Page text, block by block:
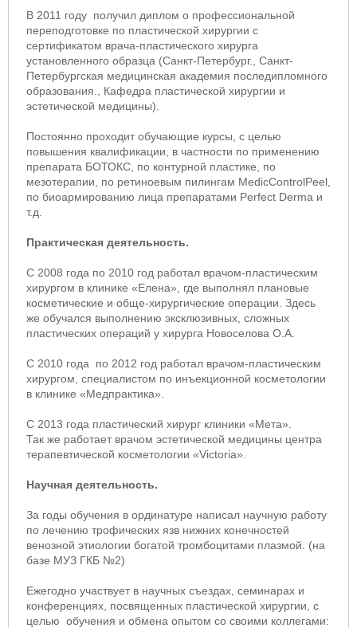
В 2011 году получил диплом о профессиональной
переподготовке по пластической хирургии с
сертификатом врача-пластического хирурга
установленного образца (Санкт-Петербург., Санкт-
Петербургская медицинская академия последипломного
образования., Кафедра пластической хирургии и
эстетической медицины).
Постоянно проходит обучающие курсы, с целью
повышения квалификации, в частности по применению
препарата БОТОКС, по контурной пластике, по
мезотерапии, по ретиноевым пилингам MedicControlPeel,
по биоармированию лица препаратами Perfect Derma и
т.д.
Практическая деятельность.
С 2008 года по 2010 год работал врачом-пластическим
хирургом в клинике «Елена», где выполнял плановые
косметические и обще-хирургические операции. Здесь
же обучался выполнению эксклюзивных, сложных
пластических операций у хирурга Новоселова О.А.
С 2010 года по 2012 год работал врачом-пластическим
хирургом, специалистом по инъекционной косметологии
в клинике «Медпрактика».
C 2013 года пластический хирург клиники «Мета».
Так же работает врачом эстетической медицины центра
терапевтической косметологии «Victoria».
Научная деятельность.
За годы обучения в ординатуре написал научную работу
по лечению трофических язв нижних конечностей
венозной этиологии богатой тромбоцитами плазмой. (на
базе МУЗ ГКБ №2)
Ежегодно участвует в научных съездах, семинарах и
конференциях, посвященных пластической хирургии, с
целью обучения и обмена опытом со своими коллегами: